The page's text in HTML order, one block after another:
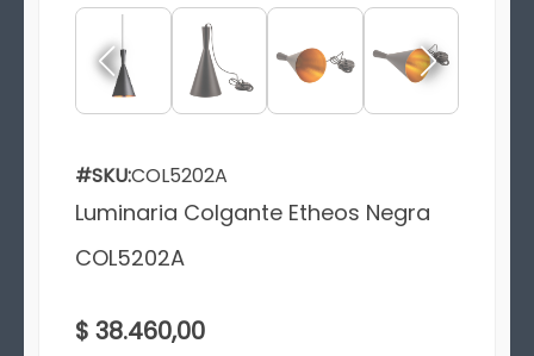
#SKU:COL5202A
Luminaria Colgante Etheos Negra
COL5202A
$ 38.460,00